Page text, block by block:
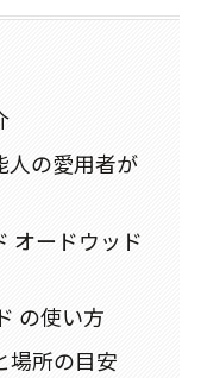
人の愛用者が
オードウッド
の使い方
場所の目安